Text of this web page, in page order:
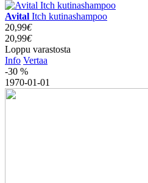
Avital Itch kutinashampoo
20,99€
20,99€
Loppu varastosta
Info Vertaa
-30 %
1970-01-01